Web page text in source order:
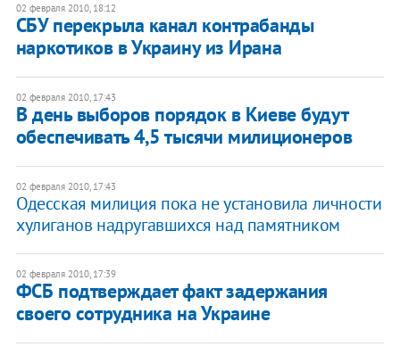
02 февраля 2010, 18:12
СБУ перекрыла канал контрабанды
наркотиков в Украину из Ирана
02 февраля 2010, 17:43
В день выборов порядок в Киеве будут
обеспечивать 4,5 тысячи милиционеров
02 февраля 2010, 17:43
Одесская милиция пока не установила личности
хулиганов надругавшихся над памятником
02 февраля 2010, 17:39
ФСБ подтверждает факт задержания
своего сотрудника на Украине